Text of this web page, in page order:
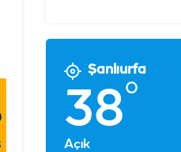
Şanlıurfa
38°
Açık